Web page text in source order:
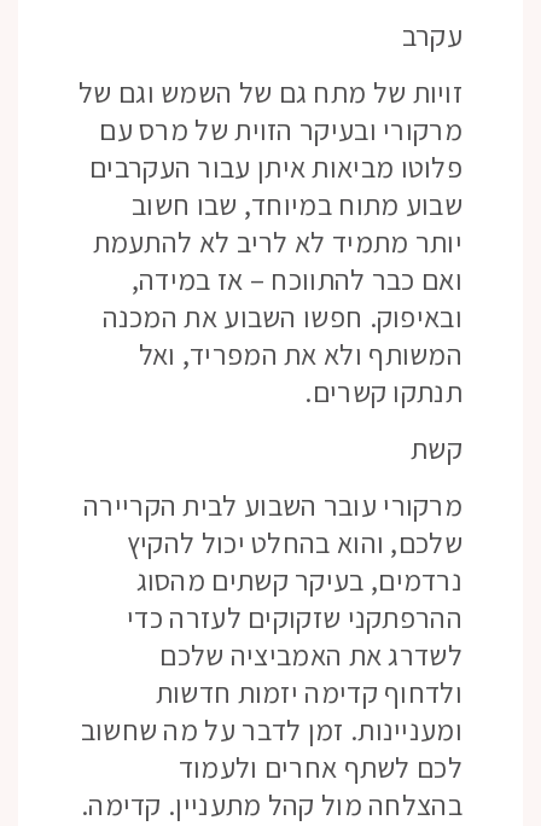
עקרב
זויות של מתח גם של השמש וגם של
מרקורי ובעיקר הזוית של מרס עם
פלוטו מביאות איתן עבור העקרבים
שבוע מתוח במיוחד, שבו חשוב
יותר מתמיד לא לריב לא להתעמת
ואם כבר להתווכח – אז במידה,
ובאיפוק. חפשו השבוע את המכנה
המשותף ולא את המפריד, ואל
תנתקו קשרים.
קשת
מרקורי עובר השבוע לבית הקריירה
שלכם, והוא בהחלט יכול להקיץ
נרדמים, בעיקר קשתים מהסוג
ההרפתקני שזקוקים לעזרה כדי
לשדרג את האמביציה שלכם
ולדחוף קדימה יזמות חדשות
ומעניינות. זמן לדבר על מה שחשוב
לכם לשתף אחרים ולעמוד
בהצלחה מול קהל מתעניין. קדימה.